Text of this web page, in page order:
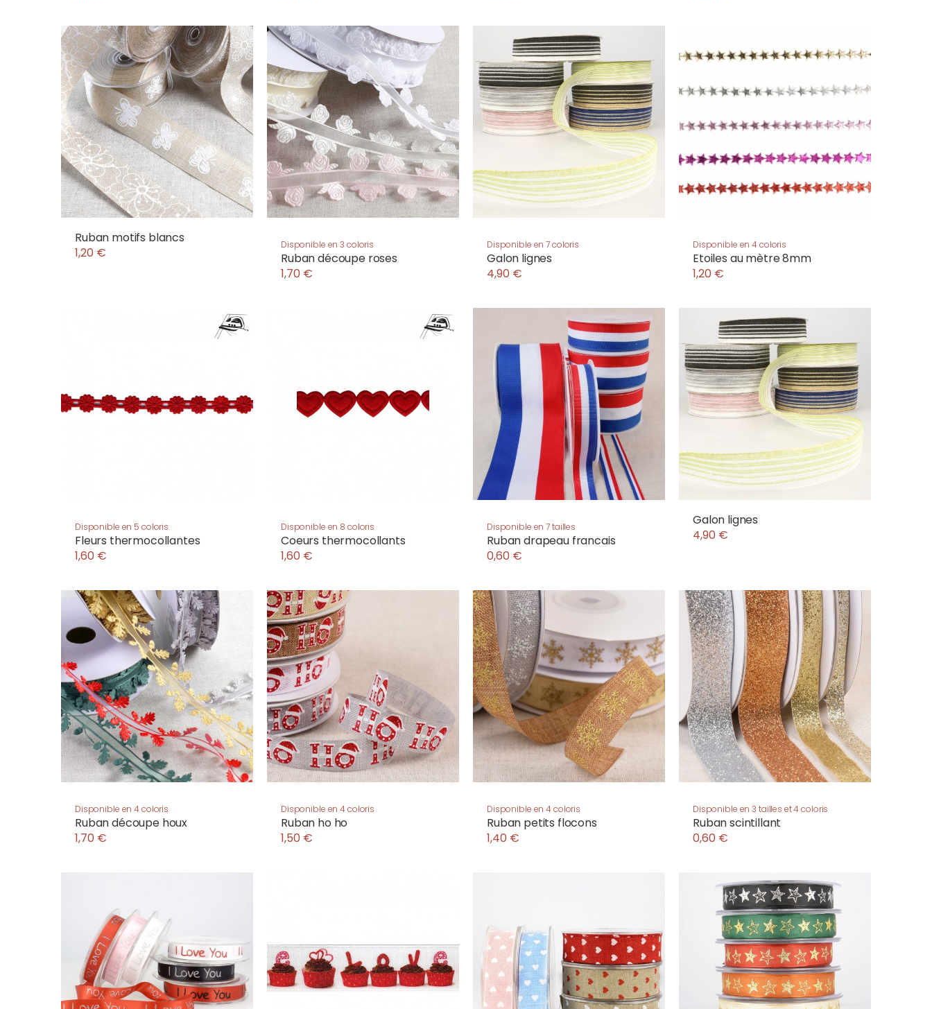
Ruban motifs blancs
1,20 €
Disponible en 3 coloris
Ruban découpe roses
1,70 €
Disponible en 7 coloris
Galon lignes
4,90 €
Disponible en 4 coloris
Etoiles au mètre 8mm
1,20 €
Disponible en 5 coloris
Fleurs thermocollantes
1,60 €
Disponible en 8 coloris
Coeurs thermocollants
1,60 €
Disponible en 7 tailles
Ruban drapeau francais
0,60 €
Galon lignes
4,90 €
Disponible en 4 coloris
Ruban découpe houx
1,70 €
Disponible en 4 coloris
Ruban ho ho
1,50 €
Disponible en 4 coloris
Ruban petits flocons
1,40 €
Disponible en 3 tailles et 4 coloris
Ruban scintillant
0,60 €